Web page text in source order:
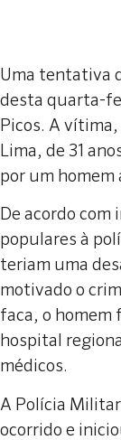
Uma tentativa
desta quarta-
Picos. A
Lima, de 31
por um homem
De acordo com
populares à
teriam uma
motivado o
faca, o homem
hospital
médicos.
A Polícia
ocorrido e